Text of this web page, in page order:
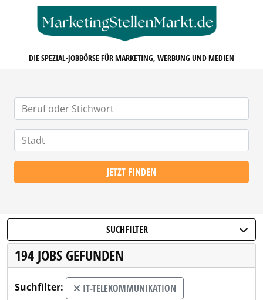
DIE SPEZIAL-JOBBÖRSE FÜR MARKETING, WERBUNG UND MEDIEN
JETZT FINDEN
SUCHFILTER
194 JOBS GEFUNDEN
Suchfilter: IT-TELEKOMMUNIKATION